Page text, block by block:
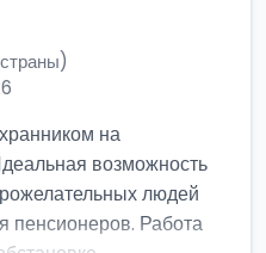
на
возможность
людей
пенсионеров. Работа